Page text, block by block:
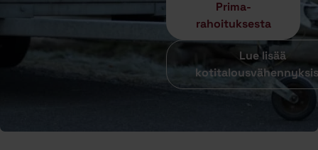
Prima-
rahoituksesta
Lue lisää